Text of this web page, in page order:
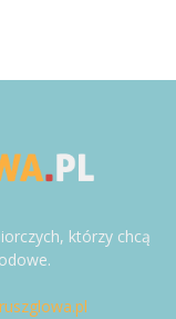
którzy chcą